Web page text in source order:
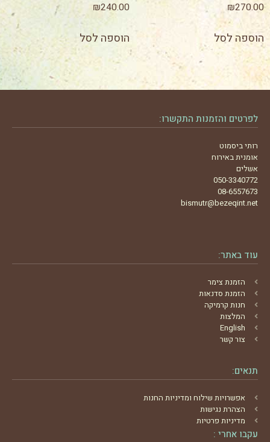
₪270.00
הוספה לסל
₪240.00
הוספה לסל
לפרטים והזמנות התקשרו:
רותי ביסמוט
אומנית באירוח
אשלים
050-3340772
08-6557673
bismutr@bezeqint.net
עוד באתר:
הזמנת צימר
הזמנת סדנאות
חנות קרמיקה
המלצות
English
צור קשר
תנאים:
אפשרויות שילוח ומדיניות החנות
הצהרת נגישות
מדיניות פרטיות
עקבו אחרי :